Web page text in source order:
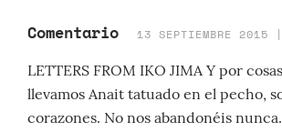
Comentario 13 SEPTIEMBRE
LETTERS FROM IKO JIMA Y por
llevamos Anait tatuado en el pecho,
corazones. No nos abandonéis nunca.